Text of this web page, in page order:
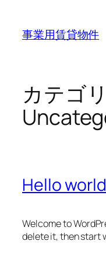
事業用賃貸物件
カテゴ
Hello
Welcome to
delete it, then start